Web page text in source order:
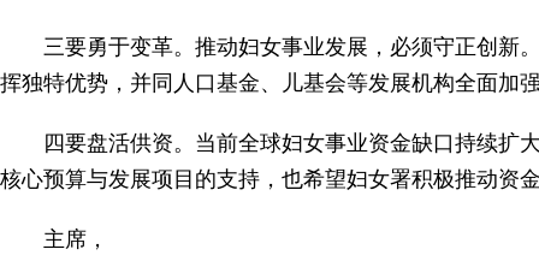
三要勇于变革。推动妇女事业发展，必须守正创新
挥独特优势，并同人口基金、儿基会等发展机构全面加
四要盘活供资。当前全球妇女事业资金缺口持续扩
核心预算与发展项目的支持，也希望妇女署积极推动
主席，